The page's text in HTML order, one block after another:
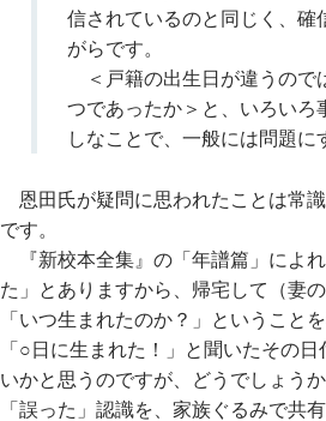
信されているのと同じく、確
がらです。
＜戸籍の出生日が違うので
つであったか＞と、いろいろ
しなことで、一般には問題に
恩田氏が疑問に思われたことは常
です。
『新校本全集』の「年譜篇」によ
た」とありますから、帰宅して（妻
「いつ生まれたのか？」ということ
「○日に生まれた！」と聞いたその
いかと思うのですが、どうでしょう
「誤った」認識を、家族ぐるみで共